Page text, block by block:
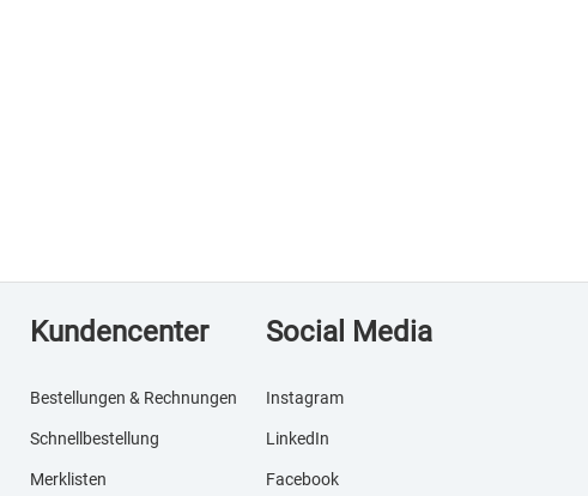
Kundencenter
Bestellungen & Rechnungen
Schnellbestellung
Merklisten
Social Media
Instagram
LinkedIn
Facebook